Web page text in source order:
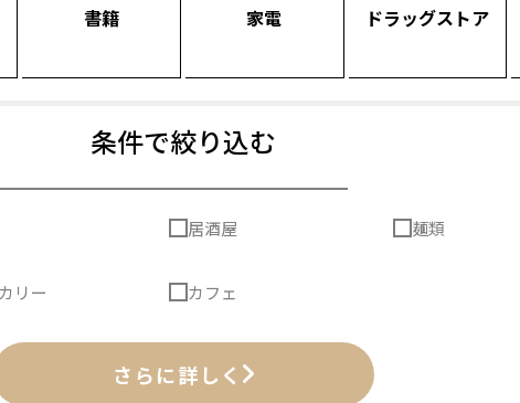
書籍 家電 ドラッグストア
条件で絞り込む
居酒屋 麺類
リー カフェ
さらに詳しく